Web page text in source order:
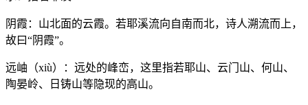
阴霞：山北面的云霞。若耶溪流向自南而北，诗人溯流而上，
故曰“阴霞”。
远岫（xiù）：远处的峰峦，这里指若耶山、云门山、何山、
陶晏岭、日铸山等隐现的高山。